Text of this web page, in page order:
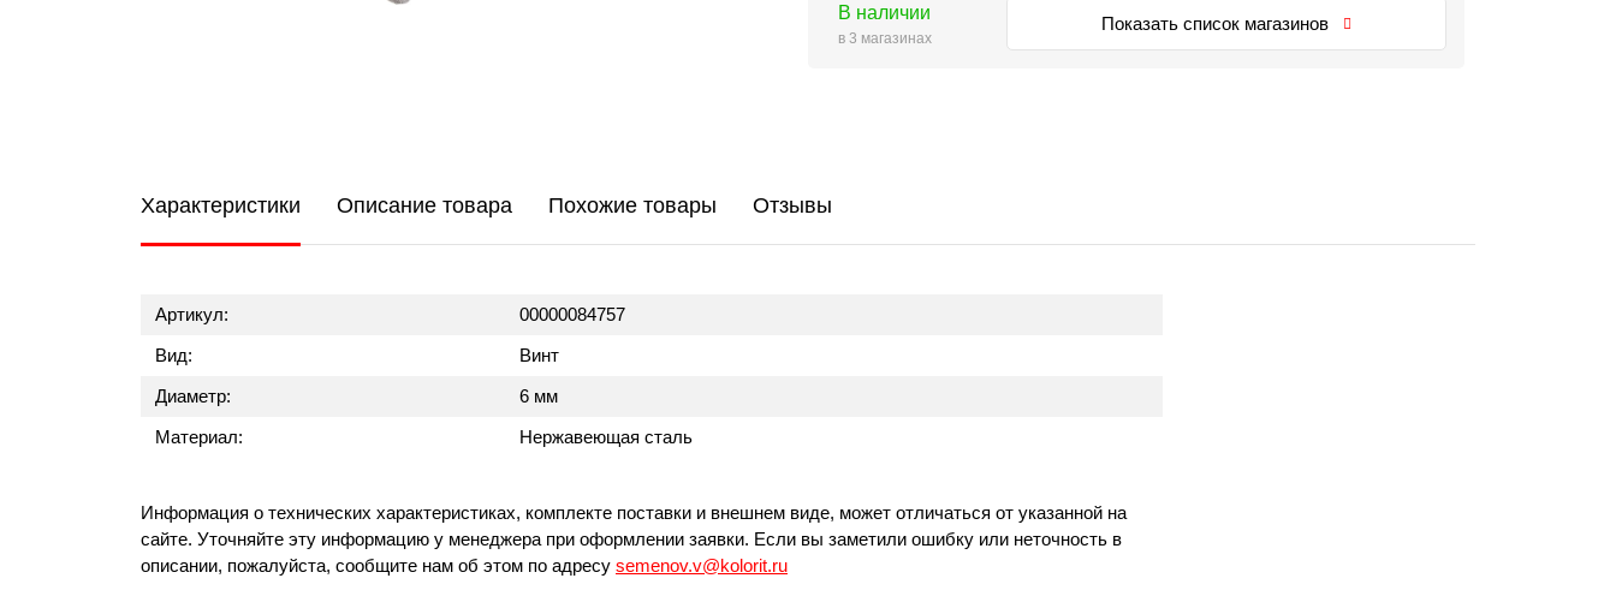
В наличии
в 3 магазинах
Показать список магазинов
Характеристики Описание товара Похожие товары Отзывы
Артикул:
00000084757
Вид:
Винт
Диаметр:
6 мм
Материал:
Нержавеющая сталь
Информация о технических характеристиках, комплекте поставки и внешнем виде, может отличаться от указанной на
сайте. Уточняйте эту информацию у менеджера при оформлении заявки. Если вы заметили ошибку или неточность в
описании, пожалуйста, сообщите нам об этом по адресу semenov.v@kolorit.ru